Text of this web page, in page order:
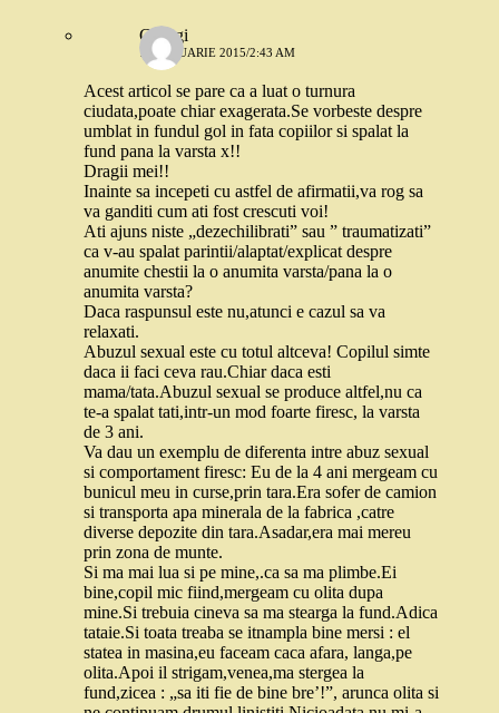
Georgi
10 IANUARIE 2015/2:43 AM
Acest articol se pare ca a luat o turnura
ciudata,poate chiar exagerata.Se vorbeste despre
umblat in fundul gol in fata copiilor si spalat la
fund pana la varsta x!!
Dragii mei!!
Inainte sa incepeti cu astfel de afirmatii,va rog sa
va ganditi cum ati fost crescuti voi!
Ati ajuns niste „dezechilibrati” sau ” traumatizati”
ca v-au spalat parintii/alaptat/explicat despre
anumite chestii la o anumita varsta/pana la o
anumita varsta?
Daca raspunsul este nu,atunci e cazul sa va
relaxati.
Abuzul sexual este cu totul altceva! Copilul simte
daca ii faci ceva rau.Chiar daca esti
mama/tata.Abuzul sexual se produce altfel,nu ca
te-a spalat tati,intr-un mod foarte firesc, la varsta
de 3 ani.
Va dau un exemplu de diferenta intre abuz sexual
si comportament firesc: Eu de la 4 ani mergeam cu
bunicul meu in curse,prin tara.Era sofer de camion
si transporta apa minerala de la fabrica ,catre
diverse depozite din tara.Asadar,era mai mereu
prin zona de munte.
Si ma mai lua si pe mine,.ca sa ma plimbe.Ei
bine,copil mic fiind,mergeam cu olita dupa
mine.Si trebuia cineva sa ma stearga la fund.Adica
tataie.Si toata treaba se itnampla bine mersi : el
statea in masina,eu faceam caca afara, langa,pe
olita.Apoi il strigam,venea,ma stergea la
fund,zicea : „sa iti fie de bine bre’!”, arunca olita si